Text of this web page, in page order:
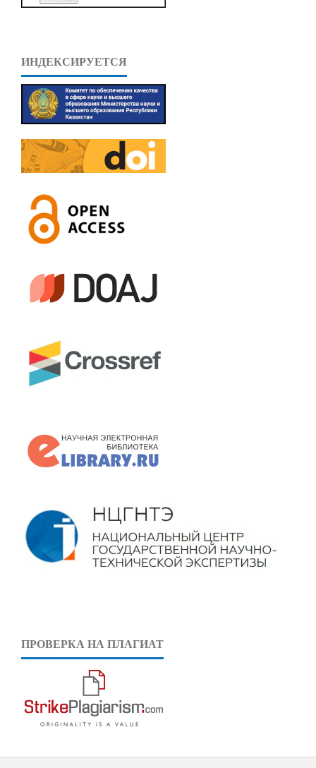
ИНДЕКСИРУЕТСЯ
ПРОВЕРКА НА ПЛАГИАТ